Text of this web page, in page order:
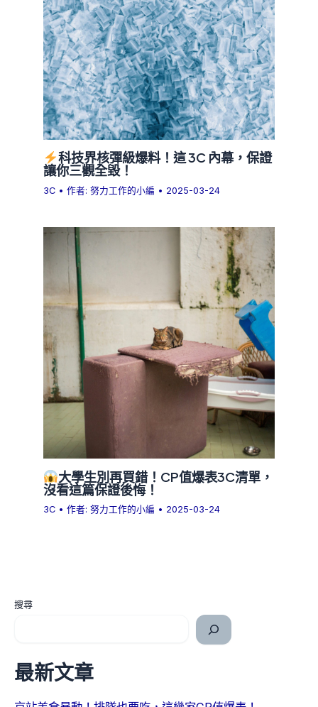
科技界核彈級爆料！這 3C 內幕，保證
讓你三觀全毀！
3C • 作者:努力工作的小編 • 2025-03-24
大學生別再買錯！CP值爆表3C清單，
沒看這篇保證後悔！
3C • 作者:努力工作的小編 • 2025-03-24
搜尋
最新文章